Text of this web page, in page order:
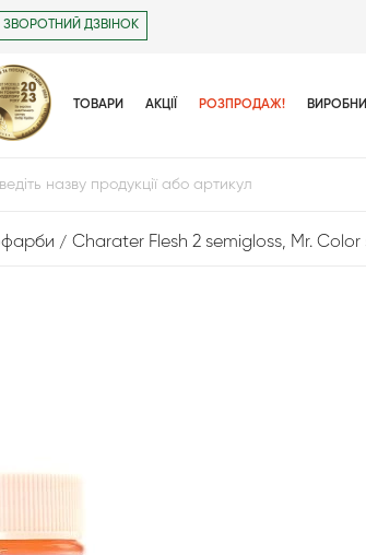
ЗВОРОТНИЙ ДЗВІНОК
ТОВАРИ АКЦІЇ РОЗПРОДАЖ!
Charater Flesh 2 semigloss, Mr.